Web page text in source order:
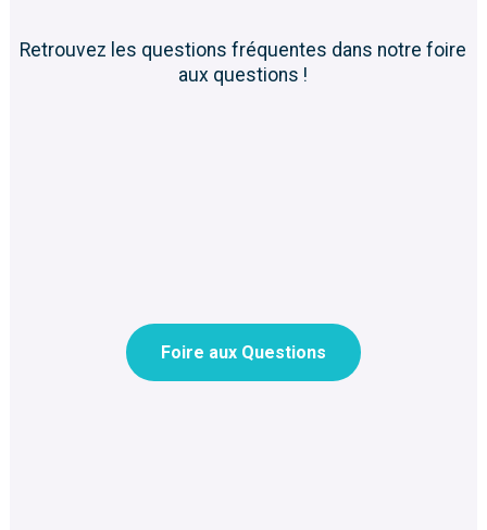
Retrouvez les questions fréquentes dans notre foire
aux questions !
Foire aux Questions